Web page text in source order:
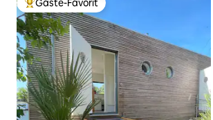
Beliebter Gäste-Favorit.
Gäste-Favorit